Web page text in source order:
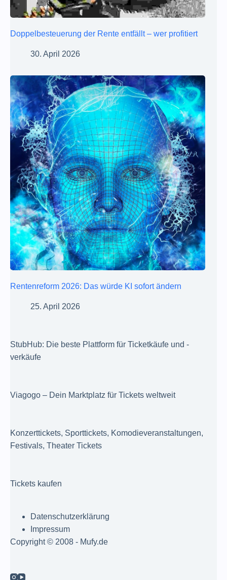
Doppelbesteuerung der Rente entfällt – wer profitiert
30. April 2026
Rentenreform 2026: Das würde KI sofort ändern
25. April 2026
StubHub: Die beste Plattform für Ticketkäufe und -
verkäufe
Viagogo – Dein Marktplatz für Tickets weltweit
Konzerttickets, Sporttickets, Komodieveranstaltungen,
Festivals, Theater Tickets
Tickets kaufen
Datenschutzerklärung
Impressum
Copyright © 2008 - Mufy.de